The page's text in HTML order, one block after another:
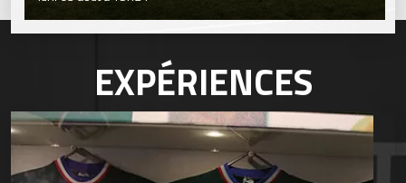
EXPÉRIENCES